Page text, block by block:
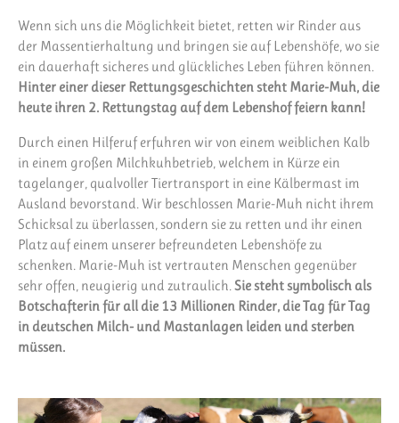
Wenn sich uns die Möglichkeit bietet, retten wir Rinder aus
der Massentierhaltung und bringen sie auf Lebenshöfe, wo sie
ein dauerhaft sicheres und glückliches Leben führen können.
Hinter einer dieser Rettungsgeschichten steht Marie-Muh, die
heute ihren 2. Rettungstag auf dem Lebenshof feiern kann!
Durch einen Hilferuf erfuhren wir von einem weiblichen Kalb
in einem großen Milchkuhbetrieb, welchem in Kürze ein
tagelanger, qualvoller Tiertransport in eine Kälbermast im
Ausland bevorstand. Wir beschlossen Marie-Muh nicht ihrem
Schicksal zu überlassen, sondern sie zu retten und ihr einen
Platz auf einem unserer befreundeten Lebenshöfe zu
schenken. Marie-Muh ist vertrauten Menschen gegenüber
sehr offen, neugierig und zutraulich.Sie steht symbolisch als
Botschafterin für all die 13 Millionen Rinder, die Tag für Tag
in deutschen Milch- und Mastanlagen leiden und sterben
müssen.